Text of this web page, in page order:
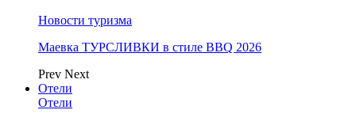
Новости туризма
Маевка ТУРСЛИВКИ в стиле BBQ 2026
Prev Next
Отели
Отели